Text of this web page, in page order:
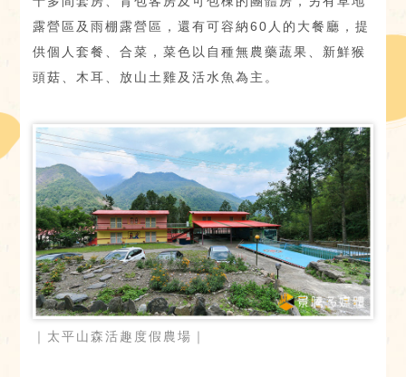
露營區及雨棚露營區，還有可容納60人的大餐廳，提
供個人套餐、合菜，菜色以自種無農藥蔬果、新鮮猴
頭菇、木耳、放山土雞及活水魚為主。
｜太平山森活趣度假農場｜